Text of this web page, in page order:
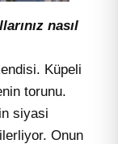
nasıl
Küpeli
torunu.
siyasi
Onun